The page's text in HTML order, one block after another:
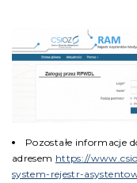
Pozostałe informacje
adresem https://
system-rejestr-